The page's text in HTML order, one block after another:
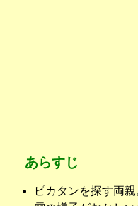
あらすじ
ピカタンを探す両親